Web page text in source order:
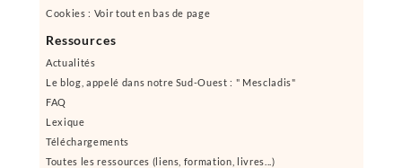
Cookies : Voir tout en bas de page
Ressources
Actualités
Le blog, appelé dans notre Sud-Ouest : " Mescladis"
FAQ
Lexique
Téléchargements
Toutes les ressources (liens, formation, livres...)